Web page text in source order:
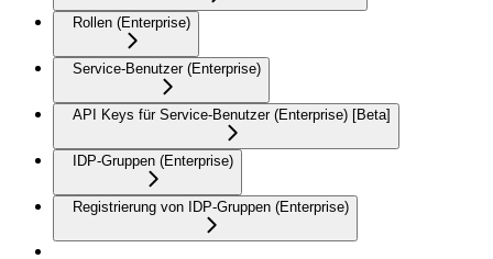
Rollen (Enterprise)
Service-Benutzer (Enterprise)
API Keys für Service-Benutzer (Enterprise) [Beta]
IDP-Gruppen (Enterprise)
Registrierung von IDP-Gruppen (Enterprise)